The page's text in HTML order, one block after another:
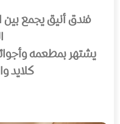
فندق أنيق يجمع
يشتهر بمطعمه
كلايد